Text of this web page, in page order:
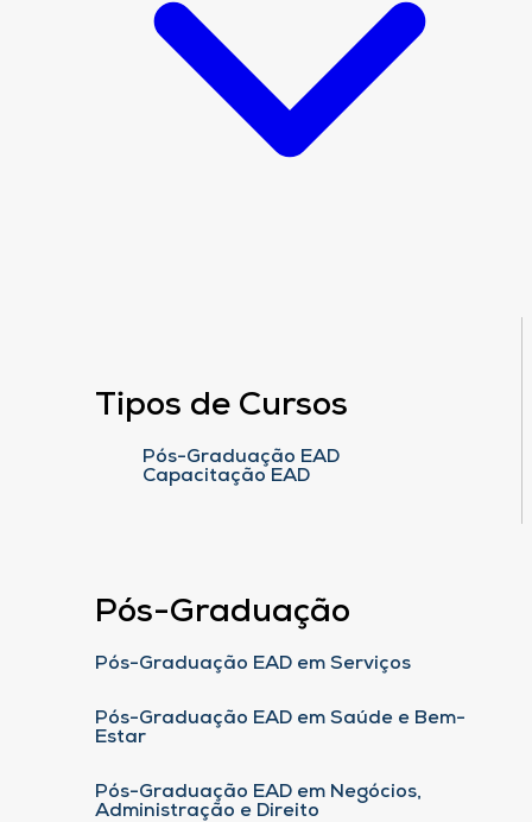
Tipos de Cursos
Pós-Graduação EAD
Capacitação EAD
Pós-Graduação
Pós-Graduação EAD em Serviços
Pós-Graduação EAD em Saúde e Bem-
Estar
Pós-Graduação EAD em Negócios,
Administração e Direito